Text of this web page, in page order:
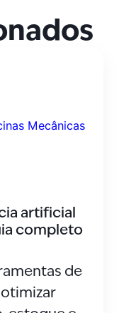
artificial
completo
de